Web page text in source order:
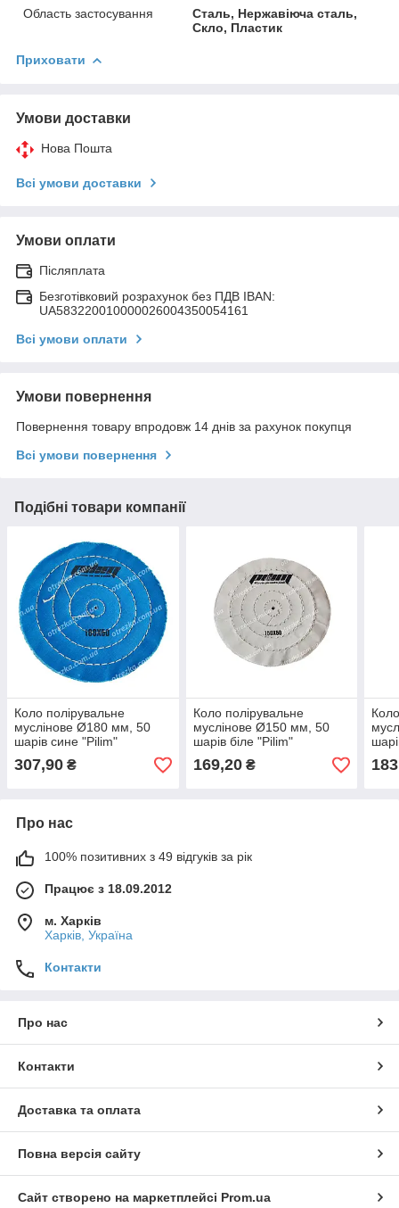
Область застосування
Сталь, Нержавіюча сталь,
Скло, Пластик
Приховати
Умови доставки
Нова Пошта
Всі умови доставки
Умови оплати
Післяплата
Безготівковий розрахунок без ПДВ IBAN:
UA583220010000026004350054161
Всі умови оплати
Умови повернення
Повернення товару впродовж 14 днів за рахунок покупця
Всі умови повернення
Подібні товари компанії
Коло полірувальне
муслінове Ø180 мм, 50
шарів сине "Pilim"
307,90 ₴
Коло полірувальне
муслінове Ø150 мм, 50
шарів біле "Pilim"
169,20₴
Про нас
100% позитивних з 49 відгуків за рік
Працює з 18.09.2012
м. Харків
Харків, Україна
Контакти
Про нас
Контакти
Доставка та оплата
Повна версія сайту
Сайт створено на маркетплейсі Prom.ua